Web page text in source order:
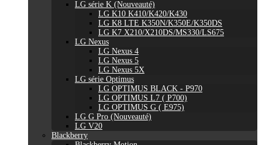
LG série K (Nouveauté)
LG K10 K410/K420/K430
LG K8 LTE K350N/K350E/K350DS
LG K7 X210/X210DS/MS330/LS675
LG Nexus
LG Nexus 4
LG Nexus 5
LG Nexus 5X
LG série Optimus
LG OPTIMUS BLACK - P970
LG OPTIMUS L7 ( P700)
LG OPTIMUS G ( E975)
LG G Pro (Nouveauté)
LG V20
Blackberry